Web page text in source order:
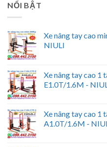
NỔI BẬT
Xe nâng tay cao
NIULI
Xe nâng tay cao 1
E1.0T/1.6M -
Xe nâng tay cao 1
A1.0T/1.6M -